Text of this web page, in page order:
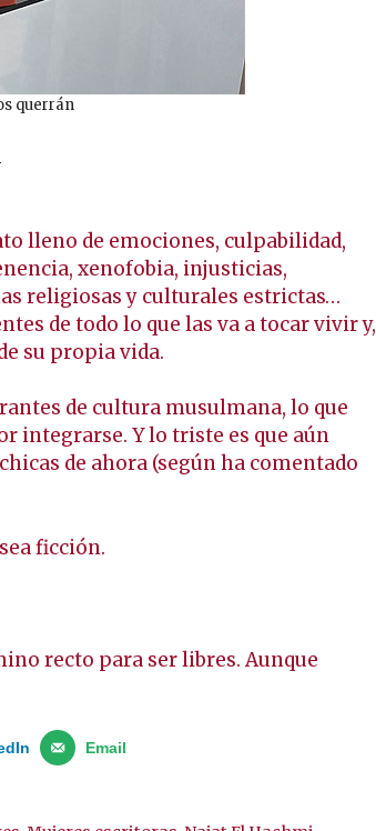
querrán
lleno de emociones, culpabilidad,
xenofobia, injusticias,
religiosas y culturales estrictas…
de todo lo que las va a tocar vivir y,
su propia vida.
de cultura musulmana, lo que
integrarse. Y lo triste es que aún
de ahora (según ha comentado
ficción.
recto para ser libres. Aunque
Email